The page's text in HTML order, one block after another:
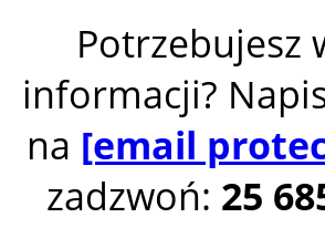
Potrzebujesz
informacji?
na [email
zadzwoń: 25